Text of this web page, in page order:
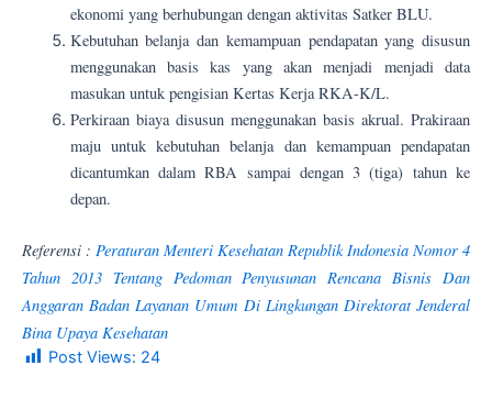
ekonomi yang berhubungan dengan aktivitas Satker BLU.
Kebutuhan belanja dan kemampuan pendapatan yang disusun
menggunakan basis kas yang akan menjadi menjadi data
masukan untuk pengisian Kertas Kerja RKA-K/L.
Perkiraan biaya disusun menggunakan basis akrual. Prakiraan
maju untuk kebutuhan belanja dan kemampuan pendapatan
dicantumkan dalam RBA sampai dengan 3 (tiga) tahun ke
depan.
Referensi : Peraturan Menteri Kesehatan Republik Indonesia Nomor 4
Tahun 2013 Tentang Pedoman Penyusunan Rencana Bisnis Dan
Anggaran Badan Layanan Umum Di Lingkungan Direktorat Jenderal
Bina Upaya Kesehatan
Post Views: 24